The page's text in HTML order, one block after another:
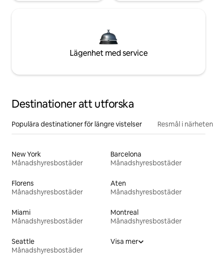
Lägenhet med service
Destinationer att utforska
Populära destinationer för längre vistelser Resmål i närheten
New York
Månadshyresbostäder
Barcelona
Månadshyresbostäder
Florens
Månadshyresbostäder
Aten
Månadshyresbostäder
Miami
Månadshyresbostäder
Montreal
Månadshyresbostäder
Seattle
Månadshyresbostäder
Visa mer